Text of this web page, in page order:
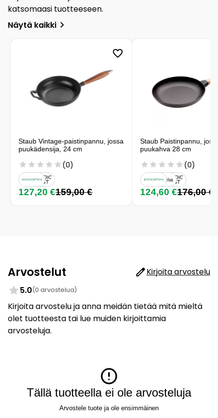
katsomaasi tuotteeseen.
Näytä kaikki
Staub Vintage-paistinpannu, jossa
puukädensija, 24 cm
(0)
127,20 €159,00 €
Staub Paistinpannu,
puukahva 28 cm
(0)
124,60 €176,00 €
Arvostelut
Kirjoita arvostelu
5.0(0 arvostelua)
Kirjoita arvostelu ja anna meidän tietää mitä mieltä
olet tuotteesta tai lue muiden kirjoittamia
arvosteluja.
Tällä tuotteella ei ole arvosteluja
Arvostele tuote ja ole ensimmäinen